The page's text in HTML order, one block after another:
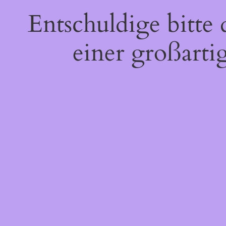
Entschuldige
einer